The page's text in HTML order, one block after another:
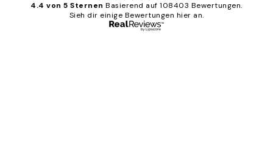
4.4 von 5 Sternen Basierend auf 108403 Bewertungen.
Sieh dir einige Bewertungen hier an.